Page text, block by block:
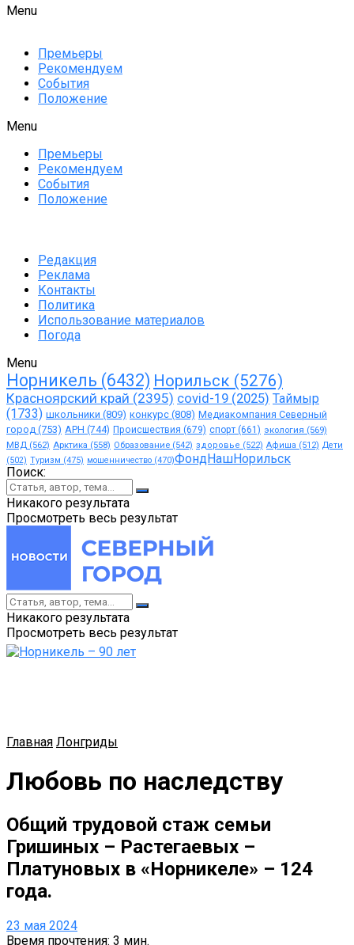
Menu
Премьеры
Рекомендуем
События
Положение
Menu
Премьеры
Рекомендуем
События
Положение
Редакция
Реклама
Контакты
Политика
Использование материалов
Погода
Menu
Норникель (6432) Норильск (5276)
Красноярский край (2395) covid-19 (2025) Таймыр
(1733) школьники (809) конкурс (808) Медиакомпания Северный
город (753) АРН (744) Происшествия (679) спорт (661) экология (569)
МВД (562) Арктика (558) Образование (542) здоровье (522) Афиша (512) Дети
(502) Туризм (475) мошенничество (470)ФондНашНорильск
Поиск:
Никакого результата
Просмотреть весь результат
Никакого результата
Просмотреть весь результат
Главная Лонгриды
Любовь по наследству
Общий трудовой стаж семьи
Гришиных – Растегаевых –
Платуновых в «Норникеле» – 124
года.
23 мая 2024
Время прочтения: 3 мин.